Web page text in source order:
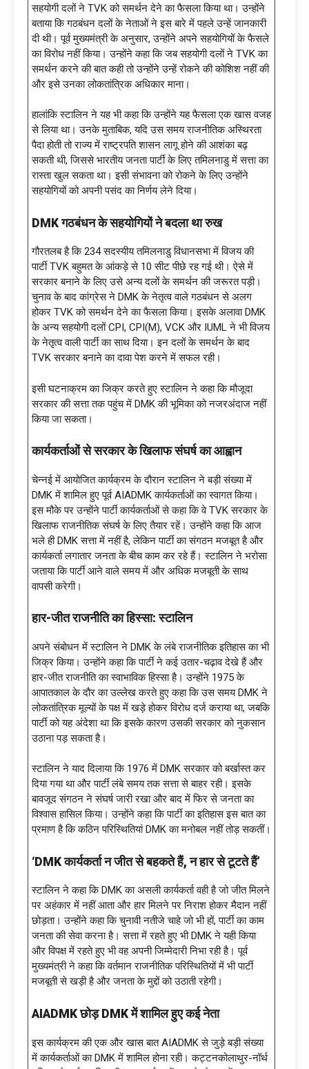
सहयोगी दलों ने TVK को समर्थन देने का फैसला किया था। उन्होंने
बताया कि गठबंधन दलों के नेताओं ने इस बारे में पहले उन्हें जानकारी
दी थी। पूर्व मुख्यमंत्री के अनुसार, उन्होंने अपने सहयोगियों के फैसले
का विरोध नहीं किया। उन्होंने कहा कि जब सहयोगी दलों ने TVK का
समर्थन करने की बात कही तो उन्होंने उन्हें रोकने की कोशिश नहीं की
और इसे उनका लोकतांत्रिक अधिकार माना।
हालांकि स्टालिन ने यह भी कहा कि उन्होंने यह फैसला एक खास वजह
से लिया था। उनके मुताबिक, यदि उस समय राजनीतिक अस्थिरता
पैदा होती तो राज्य में राष्ट्रपति शासन लागू होने की आशंका बढ़
सकती थी, जिससे भारतीय जनता पार्टी के लिए तमिलनाडु में सत्ता का
रास्ता खुल सकता था। इसी संभावना को रोकने के लिए उन्होंने
सहयोगियों को अपनी पसंद का निर्णय लेने दिया।
DMK गठबंधन के सहयोगियों ने बदला था रुख
गौरतलब है कि 234 सदस्यीय तमिलनाडु विधानसभा में विजय की
पार्टी TVK बहुमत के आंकड़े से 10 सीट पीछे रह गई थी। ऐसे में
सरकार बनाने के लिए उसे अन्य दलों के समर्थन की जरूरत पड़ी।
चुनाव के बाद कांग्रेस ने DMK के नेतृत्व वाले गठबंधन से अलग
होकर TVK को समर्थन देने का फैसला किया। इसके अलावा DMK
के अन्य सहयोगी दलों CPI, CPI(M), VCK और IUML ने भी विजय
के नेतृत्व वाली पार्टी का साथ दिया। इन दलों के समर्थन के बाद
TVK सरकार बनाने का दावा पेश करने में सफल रही।
इसी घटनाक्रम का जिक्र करते हुए स्टालिन ने कहा कि मौजूदा
सरकार की सत्ता तक पहुंच में DMK की भूमिका को नजरअंदाज नहीं
किया जा सकता।
कार्यकर्ताओं से सरकार के खिलाफ संघर्ष का आह्वान
चेन्नई में आयोजित कार्यक्रम के दौरान स्टालिन ने बड़ी संख्या में
DMK में शामिल हुए पूर्व AIADMK कार्यकर्ताओं का स्वागत किया।
इस मौके पर उन्होंने पार्टी कार्यकर्ताओं से कहा कि वे TVK सरकार के
खिलाफ राजनीतिक संघर्ष के लिए तैयार रहें। उन्होंने कहा कि आज
भले ही DMK सत्ता में नहीं है, लेकिन पार्टी का संगठन मजबूत है और
कार्यकर्ता लगातार जनता के बीच काम कर रहे हैं। स्टालिन ने भरोसा
जताया कि पार्टी आने वाले समय में और अधिक मजबूती के साथ
वापसी करेगी।
हार-जीत राजनीति का हिस्सा: स्टालिन
अपने संबोधन में स्टालिन ने DMK के लंबे राजनीतिक इतिहास का भी
जिक्र किया। उन्होंने कहा कि पार्टी ने कई उतार-चढ़ाव देखे हैं और
हार-जीत राजनीति का स्वाभाविक हिस्सा है। उन्होंने 1975 के
आपातकाल के दौर का उल्लेख करते हुए कहा कि उस समय DMK ने
लोकतांत्रिक मूल्यों के पक्ष में खड़े होकर विरोध दर्ज कराया था, जबकि
पार्टी को यह अंदेशा था कि इसके कारण उसकी सरकार को नुकसान
उठाना पड़ सकता है।
स्टालिन ने याद दिलाया कि 1976 में DMK सरकार को बर्खास्त कर
दिया गया था और पार्टी लंबे समय तक सत्ता से बाहर रही। इसके
बावजूद संगठन ने संघर्ष जारी रखा और बाद में फिर से जनता का
विश्वास हासिल किया। उन्होंने कहा कि पार्टी का इतिहास इस बात का
प्रमाण है कि कठिन परिस्थितियां DMK का मनोबल नहीं तोड़ सकतीं।
‘DMK कार्यकर्ता न जीत से बहकते हैं, न हार से टूटते हैं’
स्टालिन ने कहा कि DMK का असली कार्यकर्ता वही है जो जीत मिलने
पर अहंकार में नहीं आता और हार मिलने पर निराश होकर मैदान नहीं
छोड़ता। उन्होंने कहा कि चुनावी नतीजे चाहे जो भी हों, पार्टी का काम
जनता की सेवा करना है। सत्ता में रहते हुए भी DMK ने यही किया
और विपक्ष में रहते हुए भी वह अपनी जिम्मेदारी निभा रही है। पूर्व
मुख्यमंत्री ने कहा कि वर्तमान राजनीतिक परिस्थितियों में भी पार्टी
मजबूती से खड़ी है और जनता के मुद्दों को उठाती रहेगी।
AIADMK छोड़ DMK में शामिल हुए कई नेता
इस कार्यक्रम की एक और खास बात AIADMK से जुड़े बड़ी संख्या
में कार्यकर्ताओं का DMK में शामिल होना रही। कट्टनकोलाथुर-नॉर्थ